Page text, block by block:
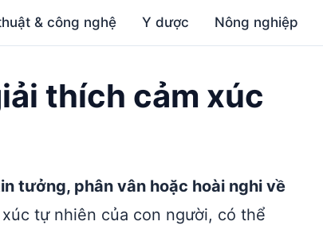
& công nghệ Y dược Nông nghiệp
thích cảm xúc
tưởng, phân vân hoặc hoài nghi về
tự nhiên của con người, có thể